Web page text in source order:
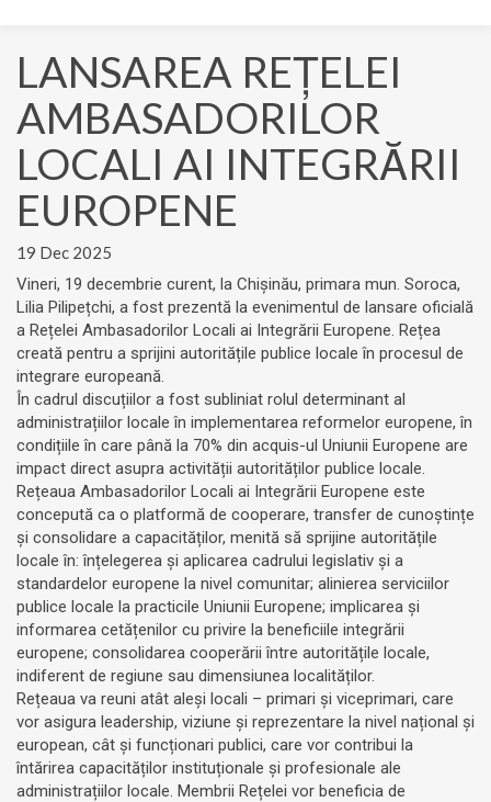
LANSAREA REȚELEI
AMBASADORILOR
LOCALI AI INTEGRĂRII
EUROPENE
19 Dec 2025
Vineri, 19 decembrie curent, la Chișinău, primara mun. Soroca,
Lilia Pilipețchi, a fost prezentă la evenimentul de lansare oficială
a Rețelei Ambasadorilor Locali ai Integrării Europene. Rețea
creată pentru a sprijini autoritățile publice locale în procesul de
integrare europeană.
În cadrul discuțiilor a fost subliniat rolul determinant al
administrațiilor locale în implementarea reformelor europene, în
condițiile în care până la 70% din acquis-ul Uniunii Europene are
impact direct asupra activității autorităților publice locale.
Rețeaua Ambasadorilor Locali ai Integrării Europene este
concepută ca o platformă de cooperare, transfer de cunoștințe
și consolidare a capacităților, menită să sprijine autoritățile
locale în: înțelegerea și aplicarea cadrului legislativ și a
standardelor europene la nivel comunitar; alinierea serviciilor
publice locale la practicile Uniunii Europene; implicarea și
informarea cetățenilor cu privire la beneficiile integrării
europene; consolidarea cooperării între autoritățile locale,
indiferent de regiune sau dimensiunea localităților.
Rețeaua va reuni atât aleși locali – primari și viceprimari, care
vor asigura leadership, viziune și reprezentare la nivel național și
european, cât și funcționari publici, care vor contribui la
întărirea capacităților instituționale și profesionale ale
administrațiilor locale. Membrii Rețelei vor beneficia de